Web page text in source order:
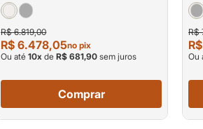
R$ 6.819,00
R$ 6.478,05no pix
Ou até10x deR$ 681,90 sem juros
Comprar
R$
Ou